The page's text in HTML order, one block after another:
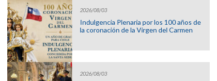
2026/08/03
Indulgencia Plenaria por los 100 años de
la coronación de la Virgen del Carmen
2026/08/03